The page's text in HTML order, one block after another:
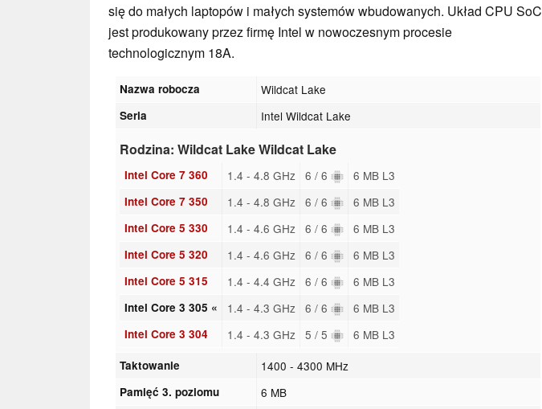
się do małych laptopów i małych systemów wbudowanych. Układ CPU SoC
jest produkowany przez firmę Intel w nowoczesnym procesie
technologicznym 18A.
Nazwa robocza Wildcat Lake
Seria Intel Wildcat Lake
Rodzina: Wildcat Lake Wildcat Lake
Intel Core 7 360 1.4 - 4.8 GHz 6 / 6 6 MB L3
Intel Core 7 350 1.4 - 4.8 GHz 6 / 6 6 MB L3
Intel Core 5 330 1.4 - 4.6 GHz 6 / 6 6 MB L3
Intel Core 5 320 1.4 - 4.6 GHz 6 / 6 6 MB L3
Intel Core 5 315 1.4 - 4.4 GHz 6 / 6 6 MB L3
Intel Core 3 305 « 1.4 - 4.3 GHz 6 / 6 6 MB L3
Intel Core 3 304 1.4 - 4.3 GHz 5 / 5 6 MB L3
Taktowanie 1400 - 4300 MHz
Pamięć 3. poziomu 6 MB